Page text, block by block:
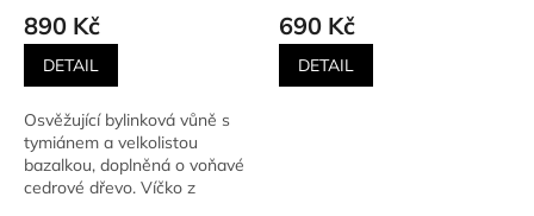
890 Kč
DETAIL
Osvěžující bylinková vůně s
tymiánem a velkolistou
bazalkou, doplněná o voňavé
cedrové dřevo. Víčko z
690 Kč
DETAIL